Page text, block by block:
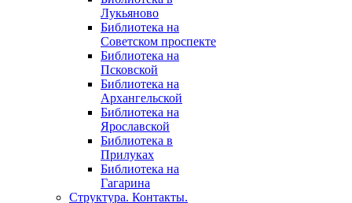
Лукьяново
Библиотека на
Советском проспекте
Библиотека на
Псковской
Библиотека на
Архангельской
Библиотека на
Ярославской
Библиотека в
Прилуках
Библиотека на
Гагарина
Структура. Контакты.